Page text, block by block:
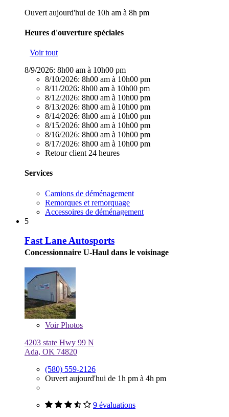
Ouvert aujourd'hui de 10h am à 8h pm
Heures d'ouverture spéciales
Voir tout
8/9/2026: 8h00 am à 10h00 pm
8/10/2026: 8h00 am à 10h00 pm
8/11/2026: 8h00 am à 10h00 pm
8/12/2026: 8h00 am à 10h00 pm
8/13/2026: 8h00 am à 10h00 pm
8/14/2026: 8h00 am à 10h00 pm
8/15/2026: 8h00 am à 10h00 pm
8/16/2026: 8h00 am à 10h00 pm
8/17/2026: 8h00 am à 10h00 pm
Retour client 24 heures
Services
Camions de déménagement
Remorques et remorquage
Accessoires de déménagement
5
Fast Lane Autosports
Concessionnaire U-Haul dans le voisinage
VoirPhotos
4203 state Hwy 99 N
Ada, OK 74820
(580) 559-2126
Ouvert aujourd'hui de 1h pm à 4h pm
9 évaluations